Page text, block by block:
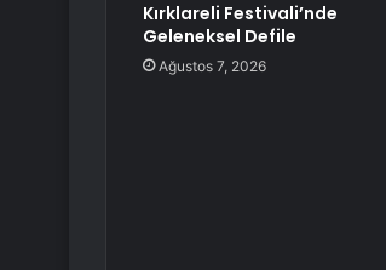
Kırklareli Festivali’nde
Geleneksel Defile
Ağustos 7, 2026